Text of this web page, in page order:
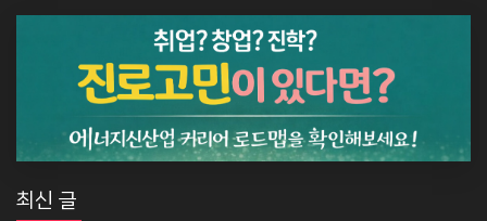
최신 글